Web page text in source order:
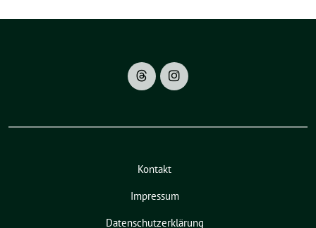
Kontakt
Impressum
Datenschutzerklärung